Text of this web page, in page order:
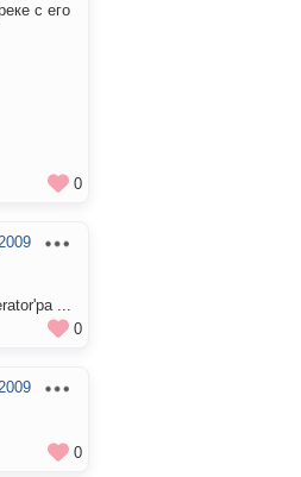
с его
0
...
0
0